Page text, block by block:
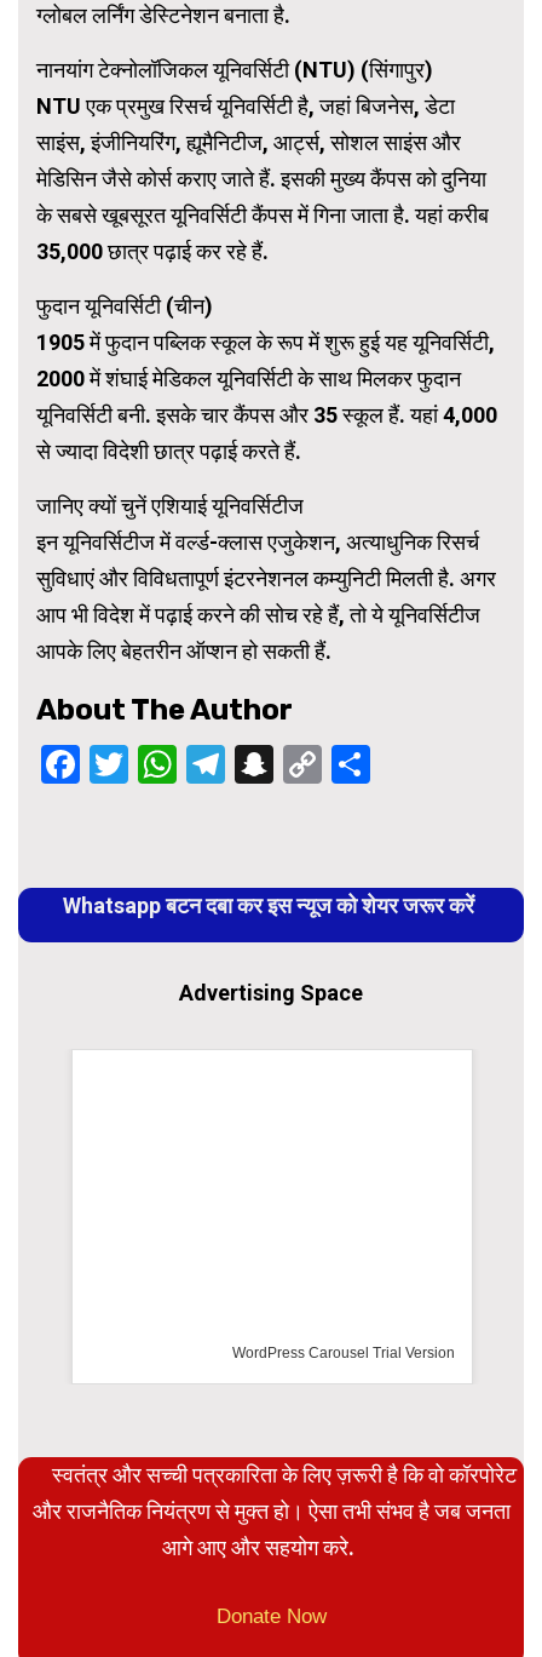
ग्लोबल लर्निंग डेस्टिनेशन बनाता है.
नानयांग टेक्नोलॉजिकल यूनिवर्सिटी (NTU) (सिंगापुर)
NTU एक प्रमुख रिसर्च यूनिवर्सिटी है, जहां बिजनेस, डेटा
साइंस, इंजीनियरिंग, ह्यूमैनिटीज, आर्ट्स, सोशल साइंस और
मेडिसिन जैसे कोर्स कराए जाते हैं. इसकी मुख्य कैंपस को दुनिया
के सबसे खूबसूरत यूनिवर्सिटी कैंपस में गिना जाता है. यहां करीब
35,000 छात्र पढ़ाई कर रहे हैं.
फुदान यूनिवर्सिटी (चीन)
1905 में फुदान पब्लिक स्कूल के रूप में शुरू हुई यह यूनिवर्सिटी,
2000 में शंघाई मेडिकल यूनिवर्सिटी के साथ मिलकर फुदान
यूनिवर्सिटी बनी. इसके चार कैंपस और 35 स्कूल हैं. यहां 4,000
से ज्यादा विदेशी छात्र पढ़ाई करते हैं.
जानिए क्यों चुनें एशियाई यूनिवर्सिटीज
इन यूनिवर्सिटीज में वर्ल्ड-क्लास एजुकेशन, अत्याधुनिक रिसर्च
सुविधाएं और विविधतापूर्ण इंटरनेशनल कम्युनिटी मिलती है. अगर
आप भी विदेश में पढ़ाई करने की सोच रहे हैं, तो ये यूनिवर्सिटीज
आपके लिए बेहतरीन ऑप्शन हो सकती हैं.
About The Author
Facebook
Twitter
WhatsApp
Telegram
Snapchat
Copy
Reading
Whatsapp बटन दबा कर इस न्यूज को शेयर जरूर करें
Advertising Space
WordPress Carousel Trial Version
स्वतंत्र और सच्ची पत्रकारिता के लिए ज़रूरी है कि वो कॉरपोरेट
और राजनैतिक नियंत्रण से मुक्त हो। ऐसा तभी संभव है जब जनता
आगे आए और सहयोग करे.
Donate Now